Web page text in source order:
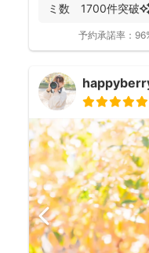
ミ数 1700件突破
予約承諾率：